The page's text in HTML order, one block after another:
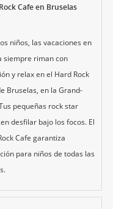
Cafe en Bruselas
niños, las vacaciones en
siempre riman con
y relax en el Hard Rock
Bruselas, en la Grand-
pequeñas rock star
desfilar bajo los focos. El
Cafe garantiza
para niños de todas las